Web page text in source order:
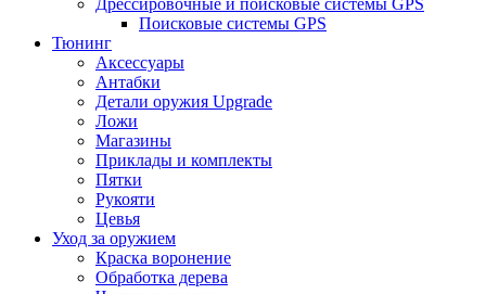
Дрессировочные и поисковые системы GPS
Поисковые системы GPS
Тюнинг
Аксессуары
Антабки
Детали оружия Upgrade
Ложи
Магазины
Приклады и комплекты
Пятки
Рукояти
Цевья
Уход за оружием
Краска воронение
Обработка дерева